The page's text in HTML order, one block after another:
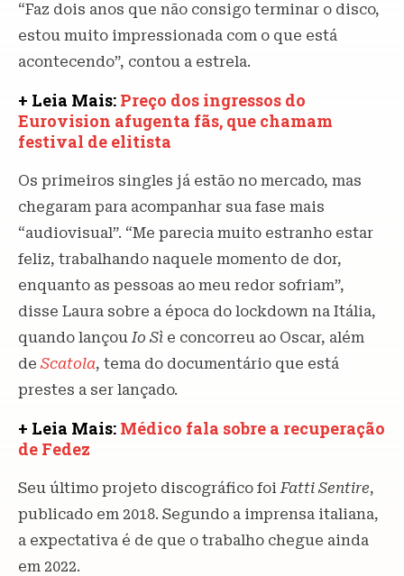
“Faz dois anos que não consigo terminar o disco,
estou muito impressionada com o que está
acontecendo”, contou a estrela.
+ Leia Mais: Preço dos ingressos do
Eurovision afugenta fãs, que chamam
festival de elitista
Os primeiros singles já estão no mercado, mas
chegaram para acompanhar sua fase mais
“audiovisual”. “Me parecia muito estranho estar
feliz, trabalhando naquele momento de dor,
enquanto as pessoas ao meu redor sofriam”,
disse Laura sobre a época do lockdown na Itália,
quando lançouIo Sì e concorreu ao Oscar, além
de Scatola, tema do documentário que está
prestes a ser lançado.
+ Leia Mais: Médico fala sobre a recuperação
de Fedez
Seu último projeto discográfico foiFatti Sentire,
publicado em 2018. Segundo a imprensa italiana,
a expectativa é de que o trabalho chegue ainda
em 2022.